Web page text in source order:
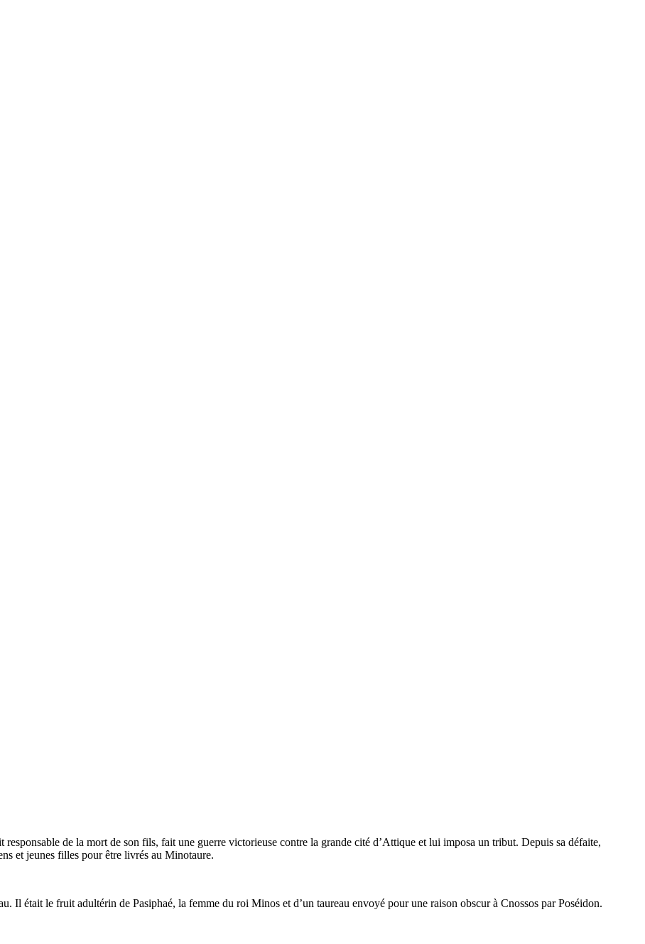
de la mort de son fils, fait une guerre victorieuse contre la grande cité d’Attique et lui imposa un tribut. Depuis sa défaite,
et jeunes filles pour être livrés au Minotaure.
Il était le fruit adultérin de Pasiphaé, la femme du roi Minos et d’un taureau envoyé pour une raison obscur à Cnossos par Poséidon.